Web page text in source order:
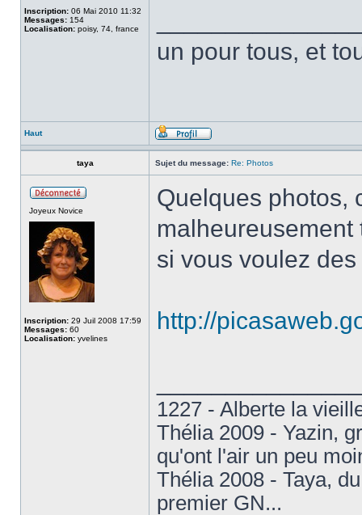
Inscription: 06 Mai 2010 11:32
Messages: 154
Localisation: poisy, 74, france
un pour tous, et
Haut
taya Sujet du message: Re: Photos
Joyeux Novice
Inscription: 29 Juil 2008 17:59
Messages: 60
Localisation: yvelines
Quelques photos,
si vous voulez
http://
1227 - Alberte la
Thélia 2009 - Yazin,
qu'ont l'air un peu
Thélia 2008 - Taya,
premier GN...